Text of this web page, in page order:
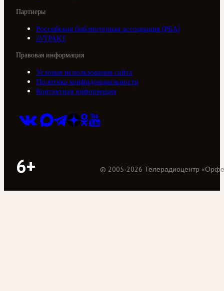
Партнеры
Российская библиотечная ассоциация (РБА)
///ТРАКТ
Правовая информация
Условия использования сайта
Политика конфиденциальности
Контактная информация
6+ © 2005-2026 Телерадиоцентр